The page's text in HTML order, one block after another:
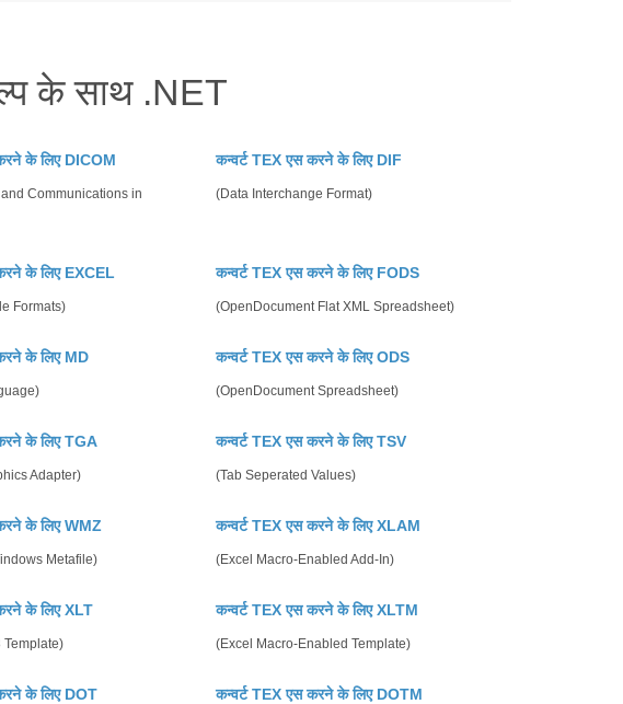
के साथ .NET
के लिए DICOM
Communications in
कन्वर्ट TEX एस करने के लिए DIF
(Data Interchange Format)
के लिए EXCEL
Formats)
कन्वर्ट TEX एस करने के लिए FODS
(OpenDocument Flat XML Spreadsheet)
के लिए MD कन्वर्ट TEX एस करने के लिए ODS
(OpenDocument Spreadsheet)
के लिए TGA
Adapter)
कन्वर्ट TEX एस करने के लिए TSV
(Tab Seperated Values)
के लिए WMZ
Metafile)
कन्वर्ट TEX एस करने के लिए XLAM
(Excel Macro-Enabled Add-In)
के लिए XLT
Template)
कन्वर्ट TEX एस करने के लिए XLTM
(Excel Macro-Enabled Template)
के लिए DOT कन्वर्ट TEX एस करने के लिए DOTM